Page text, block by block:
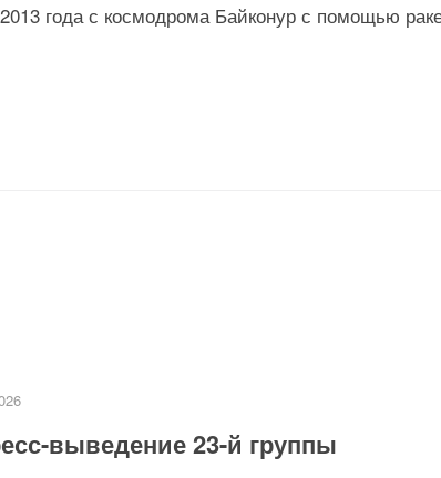
года с космодрома Байконур с помощью
выведение 23-й группы